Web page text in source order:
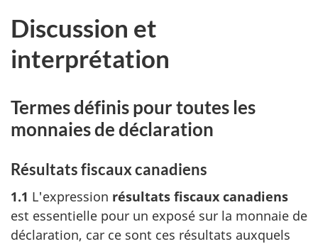
Discussion et
interprétation
Termes définis pour toutes les
monnaies de déclaration
Résultats fiscaux canadiens
1.1 L'expression résultats fiscaux canadiens
est essentielle pour un exposé sur la monnaie de
déclaration, car ce sont ces résultats auxquels